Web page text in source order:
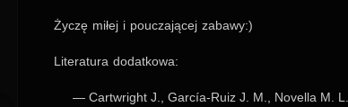
Życzę miłej i pou­cza­jącej zabawy:)
Lite­ra­tura dodat­kowa:
Car­tw­ri­ght J., Gar­cía-Ruiz J. M., Novella M.